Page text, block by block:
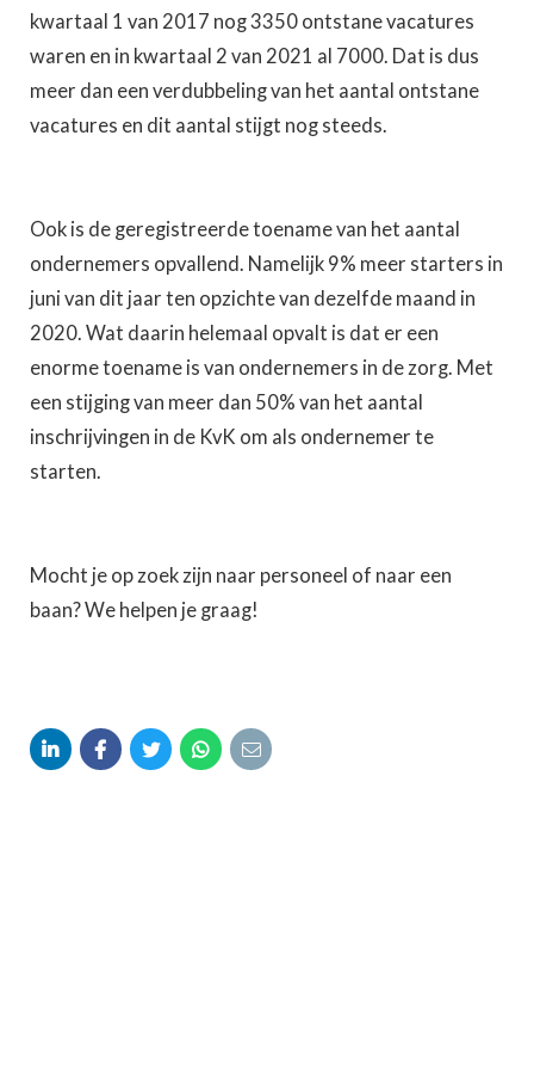
kwartaal 1 van 2017 nog 3350 ontstane vacatures
waren en in kwartaal 2 van 2021 al 7000. Dat is dus
meer dan een verdubbeling van het aantal ontstane
vacatures en dit aantal stijgt nog steeds.
Ook is de geregistreerde toename van het aantal
ondernemers opvallend. Namelijk 9% meer starters in
juni van dit jaar ten opzichte van dezelfde maand in
2020. Wat daarin helemaal opvalt is dat er een
enorme toename is van ondernemers in de zorg. Met
een stijging van meer dan 50% van het aantal
inschrijvingen in de KvK om als ondernemer te
starten.
Mocht je op zoek zijn naar personeel of naar een
baan? We helpen je graag!
    